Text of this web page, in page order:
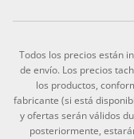
Todos los precios están
de envío. Los precios
los productos,
fabricante (si está
y ofertas serán válidos
posteriormente,